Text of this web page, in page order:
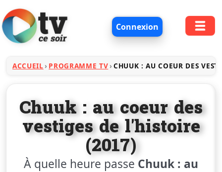
Connexion
ACCUEIL PROGRAMME TV CHUUK : AU COEUR DES
Chuuk : au coeur des
vestiges de l'histoire
(2017)
À quelle heure passe Chuuk : au